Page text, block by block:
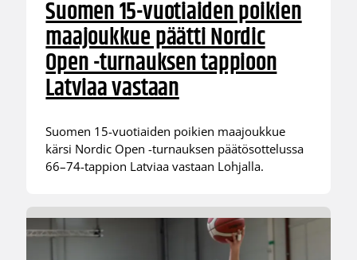
Suomen 15-vuotiaiden poikien
maajoukkue päätti Nordic
Open -turnauksen tappioon
Latviaa vastaan
Suomen 15-vuotiaiden poikien maajoukkue
kärsi Nordic Open -turnauksen päätösottelussa
66–74-tappion Latviaa vastaan Lohjalla.